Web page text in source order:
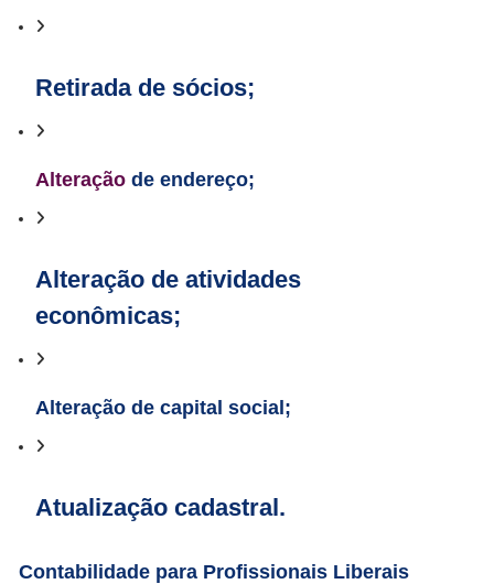
Retirada de sócios;
Alteraçãode endereço;
Alteração de atividades
econômicas;
Alteração de capital social;
Atualização cadastral.
Contabilidade para Profissionais Liberais